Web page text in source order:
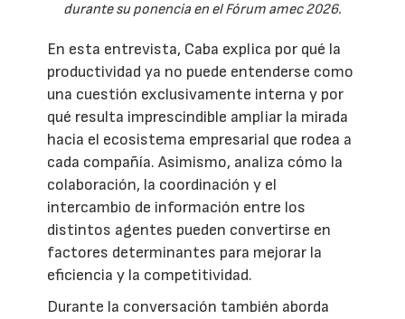
durante su ponencia en el Fórum amec 2026.
En esta entrevista, Caba explica por qué la
productividad ya no puede entenderse como
una cuestión exclusivamente interna y por
qué resulta imprescindible ampliar la mirada
hacia el ecosistema empresarial que rodea a
cada compañía. Asimismo, analiza cómo la
colaboración, la coordinación y el
intercambio de información entre los
distintos agentes pueden convertirse en
factores determinantes para mejorar la
eficiencia y la competitividad.
Durante la conversación también aborda